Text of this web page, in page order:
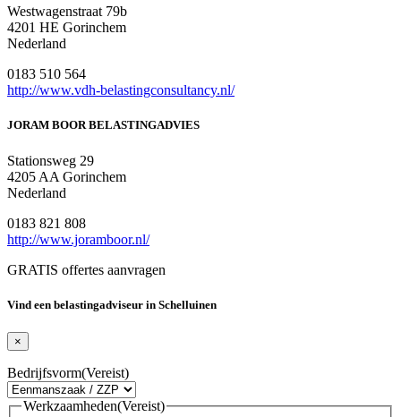
Westwagenstraat 79b
4201 HE Gorinchem
Nederland
0183 510 564
http://www.vdh-belastingconsultancy.nl/
JORAM BOOR BELASTINGADVIES
Stationsweg 29
4205 AA Gorinchem
Nederland
0183 821 808
http://www.joramboor.nl/
GRATIS offertes aanvragen
Vind een belastingadviseur in Schelluinen
×
Bedrijfsvorm(Vereist)
Werkzaamheden(Vereist)